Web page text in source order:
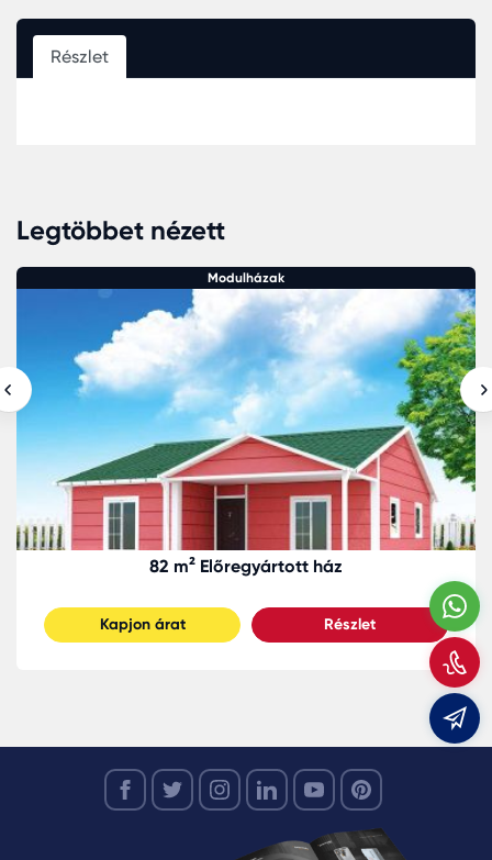
Részlet
Legtöbbet nézett
Modulházak
82 m² Előregyártott ház
Kapjon árat Részlet